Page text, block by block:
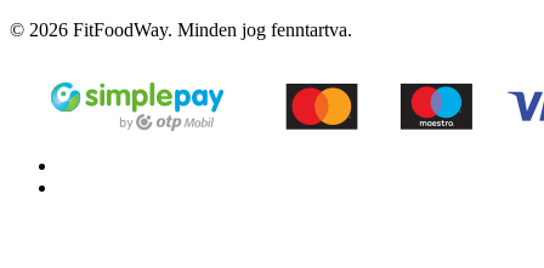
© 2026 FitFoodWay. Minden jog fenntartva.